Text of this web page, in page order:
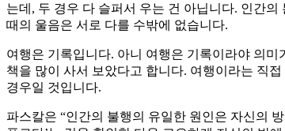
는데, 두 경우 다 슬퍼서 우는 건 아닙니다. 인간
때의 울음은 서로 다를 수밖에 없습니다.
여행은 기록입니다. 아니 여행은 기록이라야 의
책을 많이 사서 보았다고 합니다. 여행이라는 직
경우일 것입니다.
파스칼은 “인간의 불행의 유일한 원인은 자신의